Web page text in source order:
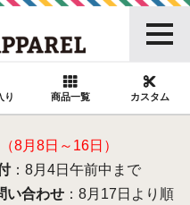
り 商品一覧 カスタム
8月8日～16日）
：8月4日午前中まで
い合わせ：8月17日より順